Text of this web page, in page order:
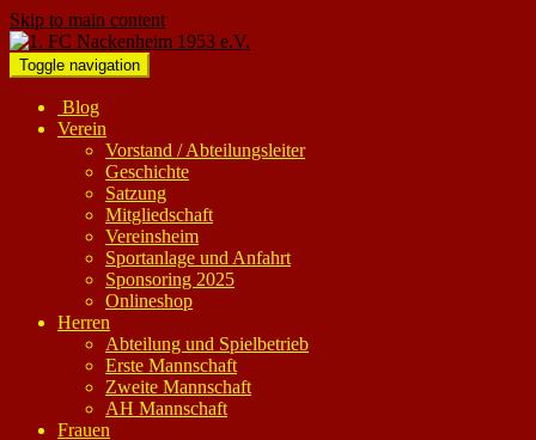
Skip to main content
Toggle navigation
Blog
Verein
Vorstand / Abteilungsleiter
Geschichte
Satzung
Mitgliedschaft
Vereinsheim
Sportanlage und Anfahrt
Sponsoring 2025
Onlineshop
Herren
Abteilung und Spielbetrieb
Erste Mannschaft
Zweite Mannschaft
AH Mannschaft
Frauen